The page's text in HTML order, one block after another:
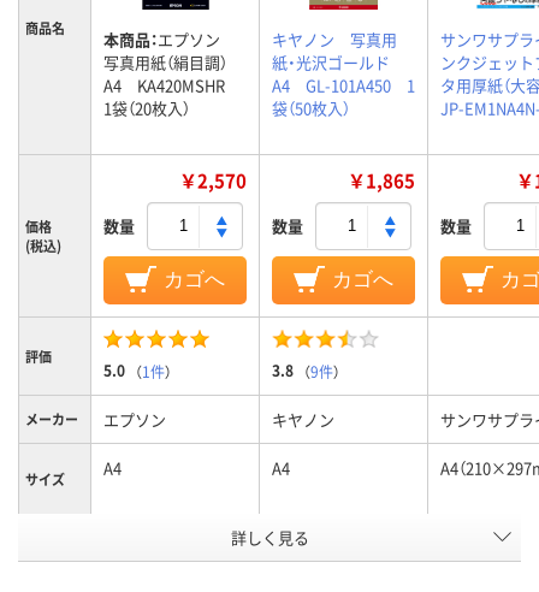
商品名 本商品：エプソン
写真用紙（絹目調）
A4 KA420MSHR
1袋（20枚入）
キヤノン 写真用
紙・光沢ゴールド
A4 GL-101A450 1
袋（50枚入）
サンワサプ
ンクジェッ
タ用厚紙（大
JP-
価格
(税込)
￥2,570
数量
カゴへ
￥1,865
数量
カゴへ
数量
カ
評価
5.0 （1件） 3.8 （9件）
メーカー エプソン キヤノン サンワサプラ
サイズ A4 A4 A4（
印画紙タイプ
詳しく見る